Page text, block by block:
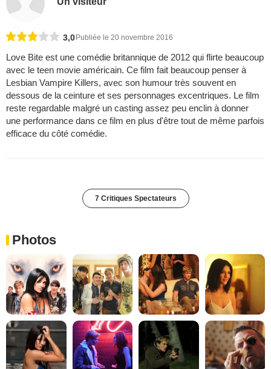
3,0 Publiée le 20 novembre 2016
Love Bite est une comédie britannique de 2012 qui flirte beaucoup
avec le teen movie américain. Ce film fait beaucoup penser à
Lesbian Vampire Killers, avec son humour très souvent en
dessous de la ceinture et ses personnages excentriques. Le film
reste regardable malgré un casting assez peu enclin à donner
une performance dans ce film en plus d'être tout de même parfois
efficace du côté comédie.
7 Critiques Spectateurs
Photos